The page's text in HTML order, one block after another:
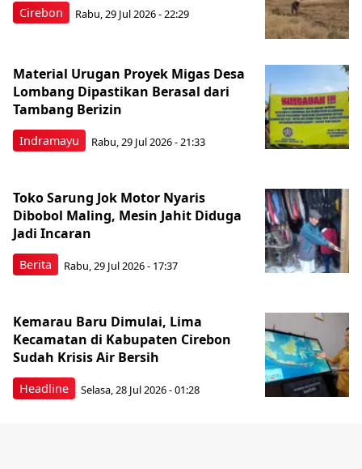
Cirebon Rabu, 29 Jul 2026 - 22:29
Indramayu
Material Urugan Proyek Migas Desa
Lombang Dipastikan Berasal dari
Tambang Berizin
Rabu, 29 Jul 2026 - 21:33
Berita
Toko Sarung Jok Motor Nyaris
Dibobol Maling, Mesin Jahit Diduga
Jadi Incaran
Rabu, 29 Jul 2026 - 17:37
Headline
Kemarau Baru Dimulai, Lima
Kecamatan di Kabupaten Cirebon
Sudah Krisis Air Bersih
Selasa, 28 Jul 2026 - 01:28